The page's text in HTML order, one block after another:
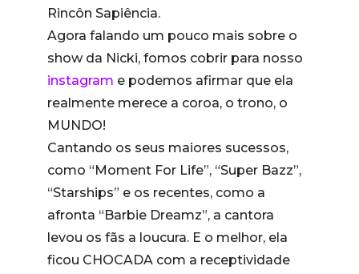
Rincôn Sapiência.
Agora falando um pouco mais sobre o
show da Nicki, fomos cobrir para nosso
instagram e podemos afirmar que ela
realmente merece a coroa, o trono, o
MUNDO!
Cantando os seus maiores sucessos,
como “Moment For Life”, “Super Bazz”,
“Starships” e os recentes, como a
afronta “Barbie Dreamz”, a cantora
levou os fãs a loucura. E o melhor, ela
ficou CHOCADA com a receptividade